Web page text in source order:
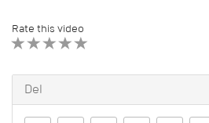
Rate this video
Del